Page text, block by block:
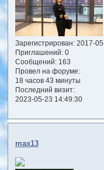
Зарегистрирован: 2017-
Приглашений:0
Сообщений:163
Провел на форуме:
18 часов 43 минуты
Последний визит:
2023-05-23 14:49:30
max13